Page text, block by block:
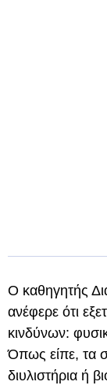
Ο καθηγητής
ανέφερε ότι
κινδύνων:
Όπως είπε, τα
διυλιστήρια ή